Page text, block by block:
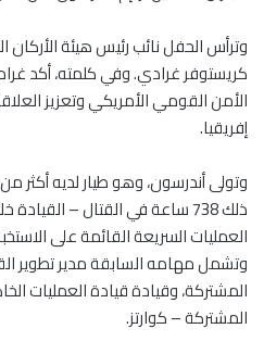
وترأس الحفل نائب رئيس هيئة الأركان
كريستوفر غرادي. وفي كلمته، أكد
الأمن القومي الأمريكي وتعزيز
إفريقيا.
ذلك 738 ساعة في القتال –
العمليات السريعة القائمة على
وتشمل مهامه السابقة مدير تطوير
المشتركة، وقيادة قيادة العمليات
المشتركة – كوارتز.